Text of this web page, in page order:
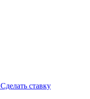
Сделать ставку